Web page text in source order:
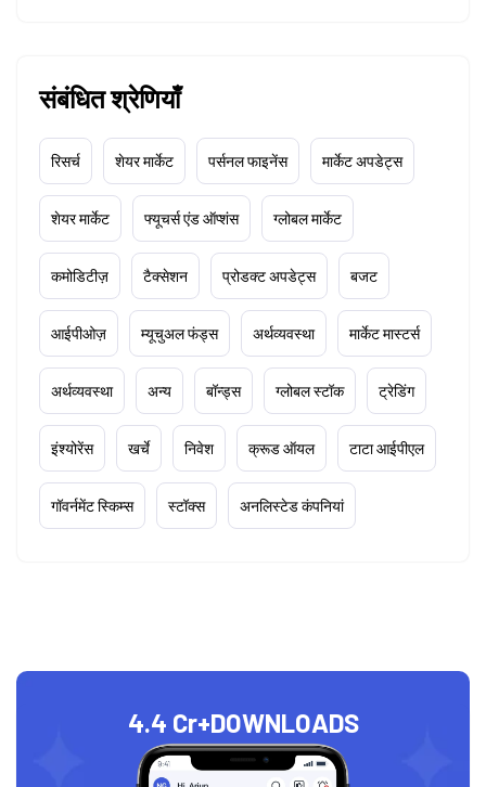
संबंधित श्रेणियाँ
रिसर्च शेयर मार्केट पर्सनल फाइनेंस मार्केट अपडेट्स
शेयर मार्केट फ्यूचर्स एंड ऑप्शंस ग्लोबल मार्केट
कमोडिटीज़ टैक्सेशन प्रोडक्ट अपडेट्स बजट
आईपीओज़ म्यूचुअल फंड्स अर्थव्यवस्था मार्केट मास्टर्स
अर्थव्यवस्था अन्य बॉन्ड्स ग्लोबल स्टॉक ट्रेडिंग
इंश्योरेंस खर्चे निवेश क्रूड ऑयल टाटा आईपीएल
गॉवर्नमेंट स्किम्स स्टॉक्स अनलिस्टेड कंपनियां
4.4 Cr+DOWNLOADS